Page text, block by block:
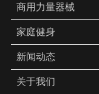
商用力量器械
家庭健身
新闻动态
关于我们